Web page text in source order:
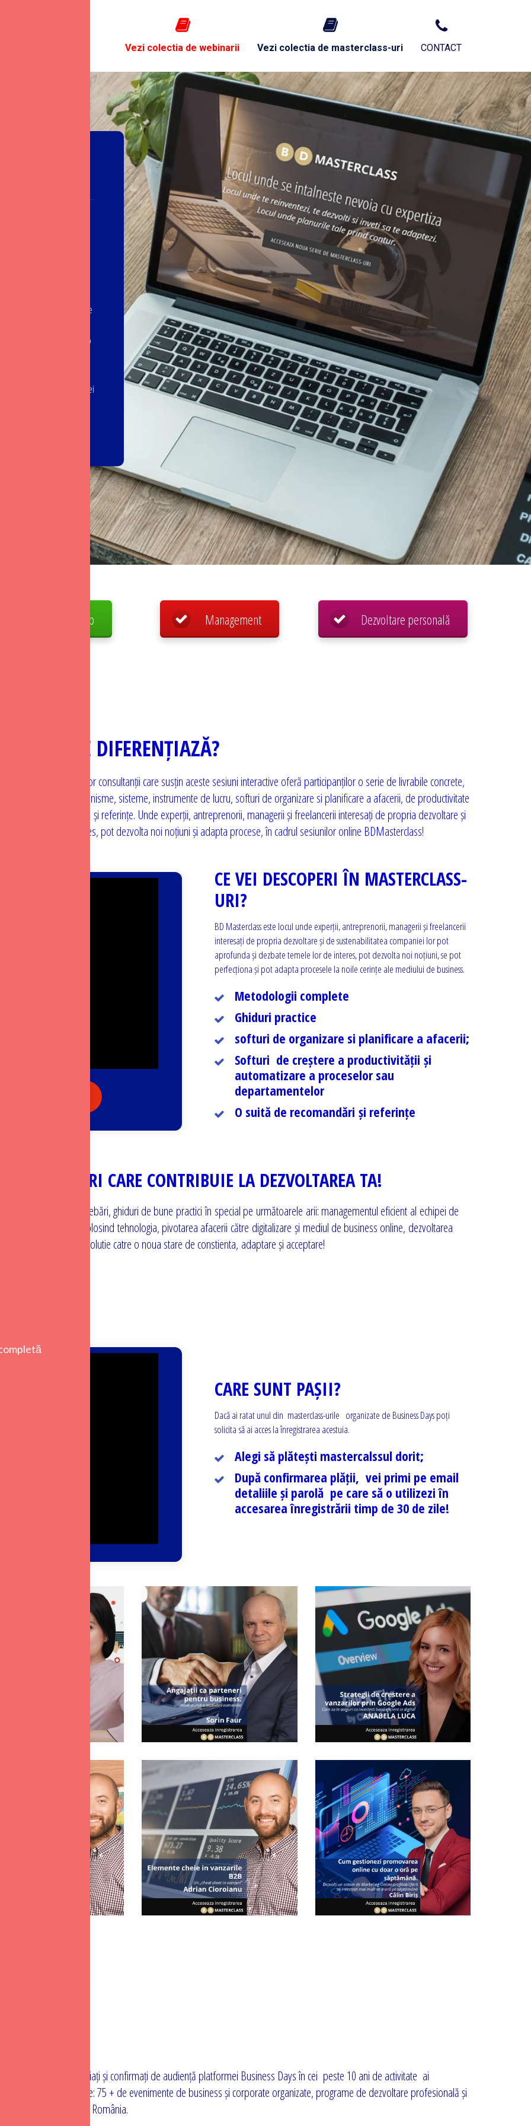
Vezi colectia de webinarii Vezi colectia de masterclass-uri CONTACT
relației cu clienții de
personale, evolutie catre o
După înregistrare vei
HR & Leadership Management Dezvoltare personală
CE NE DIFERENȚIAZĂ?
experții și senior consultanții care susțin aceste sesiuni interactive oferă participanților o serie de livrabile concrete,
complete, mecanisme, sisteme, instrumente de lucru, softuri de organizare si planificare a afacerii, de productivitate
suită de recomandări și referințe. Unde experții, antreprenorii, managerii și freelancerii interesați de propria dezvoltare și
temele lor de interes, pot dezvolta noi noțiuni și adapta procese, în cadrul sesiunilor online BDMasterclass!
CE VEI DESCOPERI ÎN MASTERCLASS-
URI?
BD Masterclass este locul unde experții, antreprenorii, managerii și freelancerii
interesați de propria dezvoltare și de sustenabilitatea companiei lor pot
aprofunda și dezbate temele lor de interes, pot dezvolta noi noțiuni, se pot
perfecționa și pot adapta procesele la noile cerințe ale mediului de business.
Metodologii complete
Ghiduri practice
softuri de organizare si planificare a afacerii;
Softuri de creștere a productivității și
automatizare a proceselor sau
departamentelor
O suită de recomandări și referințe
URI CARE CONTRIBUIE LA DEZVOLTAREA TA!
răspunsuri la întrebări, ghiduri de bune practici în special pe următoarele arii: managementul eficient al echipei de
clienții de la distanță folosind tehnologia, pivotarea afacerii către digitalizare și mediul de business online, dezvoltarea
eficientei personale, evolutie catre o noua stare de constienta, adaptare și acceptare!
CARE SUNT PAȘII?
Dacă ai ratat unul din masterclass-urile organizate de Business Days poți
solicita să ai acces la înregistrarea acestuia.
Alegi să plătești mastercalssul dorit;
După confirmarea plății, vei primi pe email
detaliile și parolă pe care să o utilizezi în
accesarea înregistrării timp de 30 de zile!
expertiză și sunt apreciați și confirmați de audiență platformei Business Days în cei peste 10 ani de activitate ai
din România prin cele: 75 + de evenimente de business și corporate organizate, programe de dezvoltare profesională și
corporate din România.